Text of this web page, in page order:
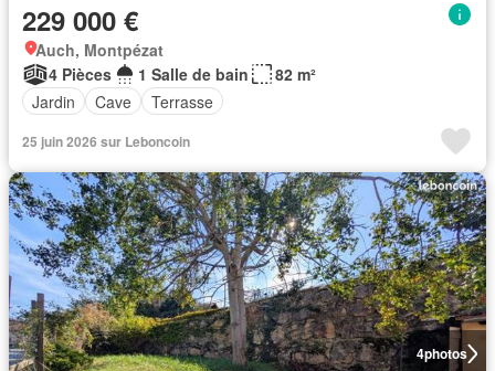
229 000 €
Auch, Montpézat
4 Pièces
1 Salle de bain
82 m²
Jardin
Cave Terrasse
25 juin 2026 sur Leboncoin
4photos